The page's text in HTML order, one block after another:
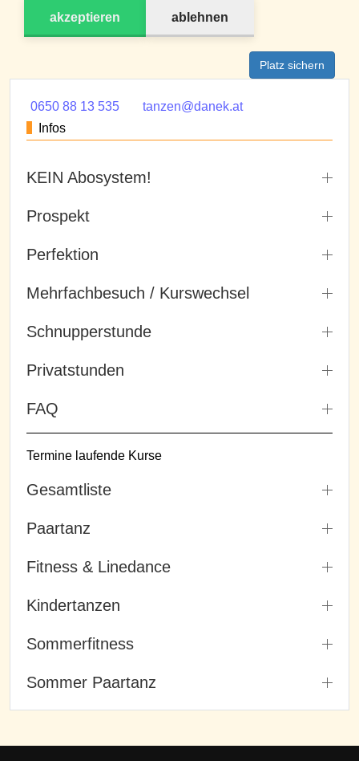
akzeptieren ablehnen
Platz sichern
0650 88 13 535
tanzen@danek.at
Infos
KEIN Abosystem!
Prospekt
Perfektion
Mehrfachbesuch / Kurswechsel
Schnupperstunde
Privatstunden
FAQ
Termine laufende Kurse
Gesamtliste
Paartanz
Fitness & Linedance
Kindertanzen
Sommerfitness
Sommer Paartanz